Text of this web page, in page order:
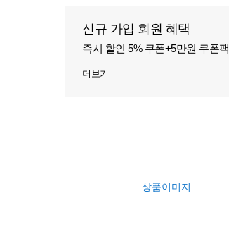
신규 가입 회원 혜택
즉시 할인 5% 쿠폰+5만원 쿠폰팩
더보기
상품이미지